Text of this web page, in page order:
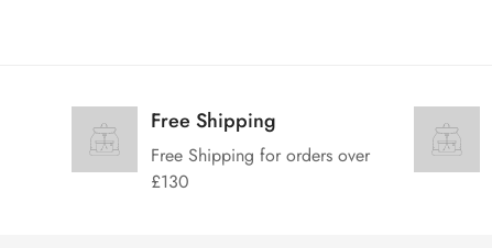
Free Shipping
Free Shipping for orders over
£130